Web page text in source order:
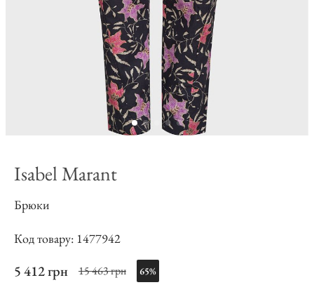
Isabel Marant
Брюки
Код товару: 1477942
5 412 грн 15 463 грн 65%